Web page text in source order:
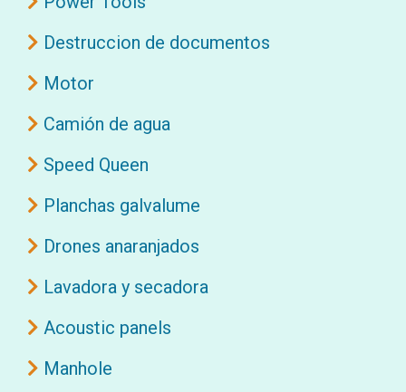
Destruccion de documentos
Motor
Camión de agua
Speed Queen
Planchas galvalume
Drones anaranjados
Lavadora y secadora
Acoustic panels
Manhole